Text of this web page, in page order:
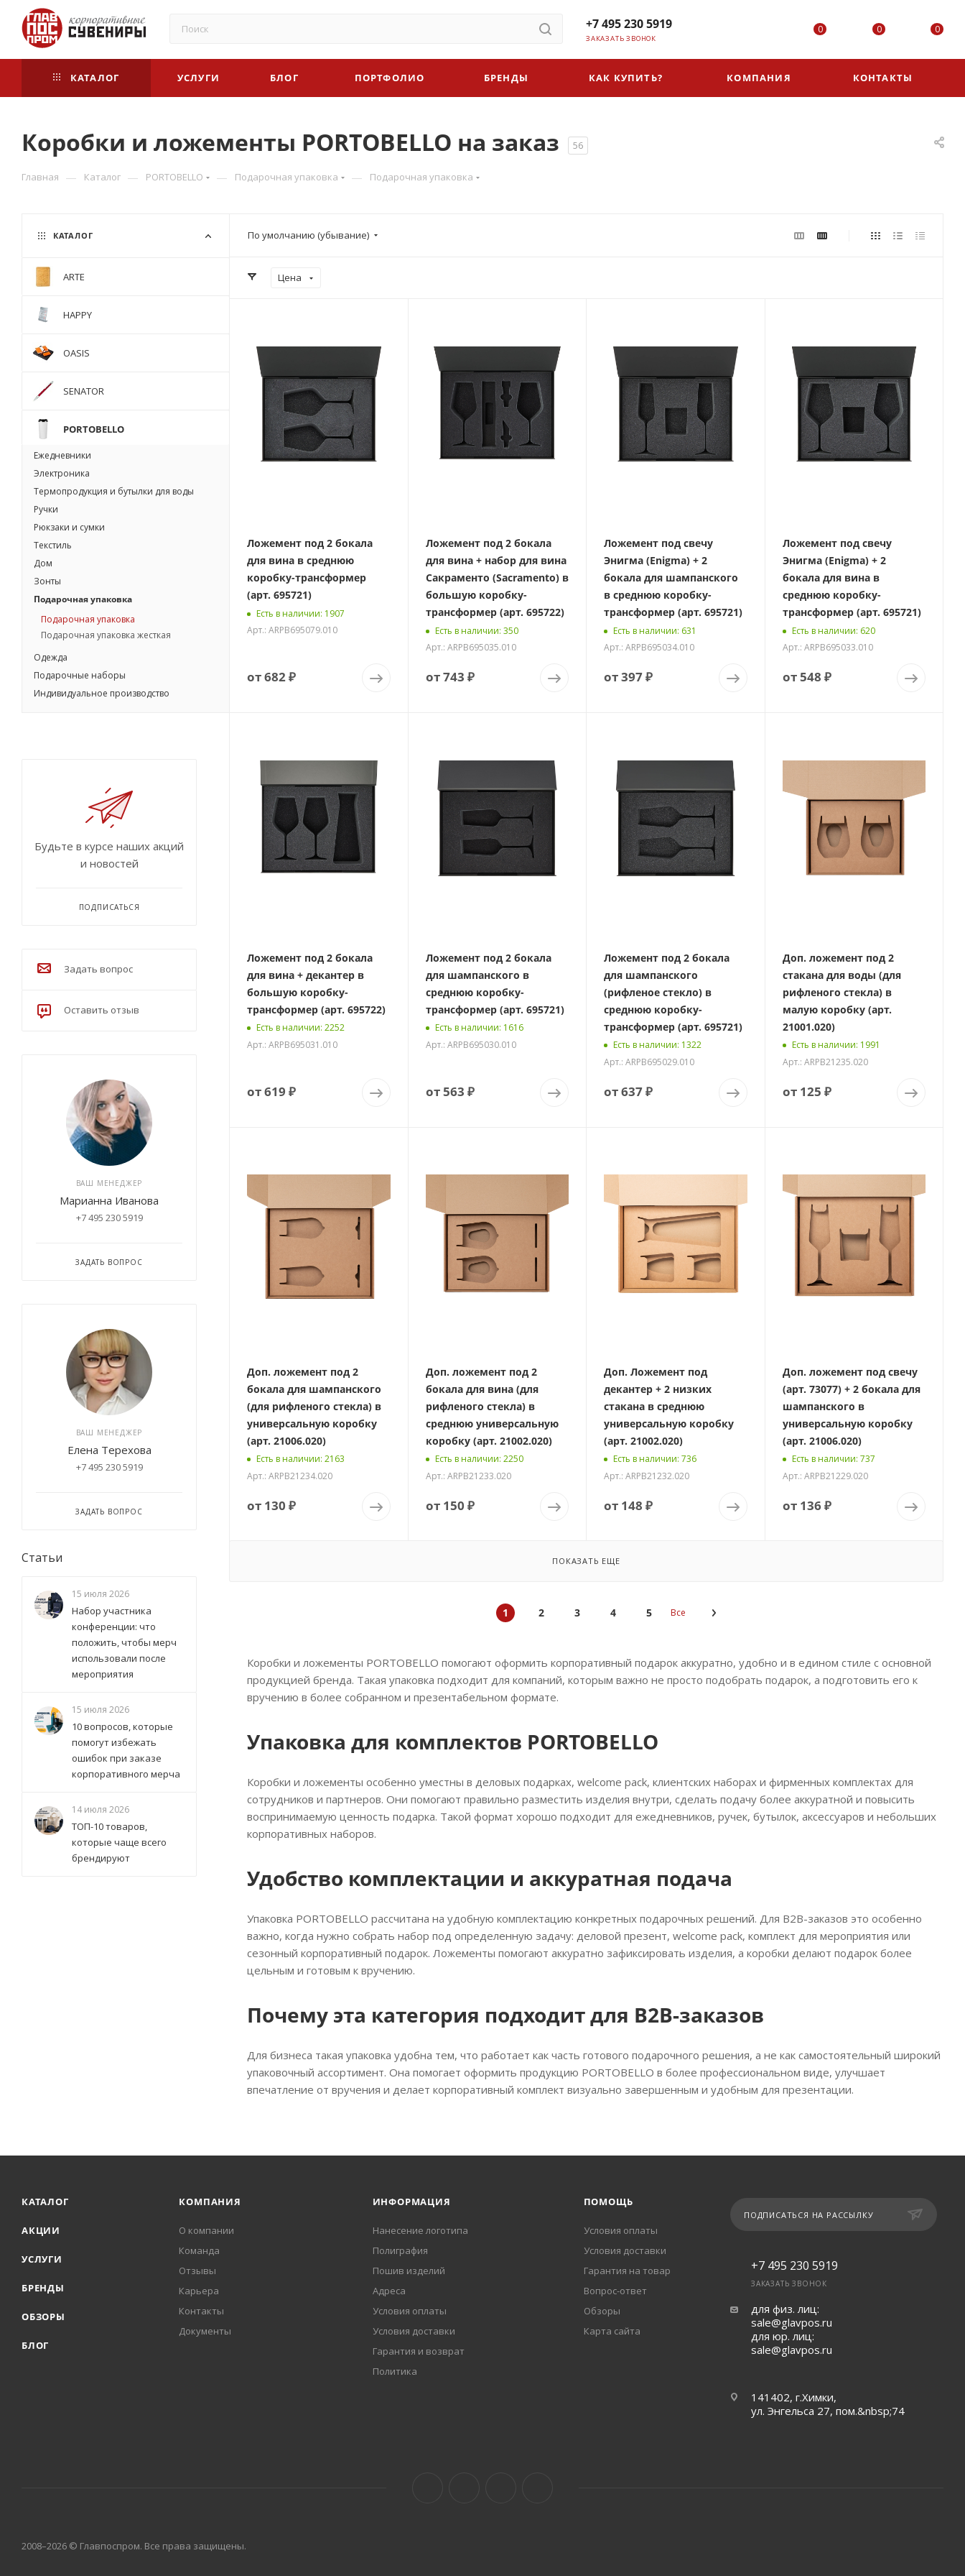
+7 495 230 5919
ЗАКАЗАТЬ ЗВОНОК
0 0 0
КАТАЛОГ УСЛУГИ БЛОГ ПОРТФОЛИО БРЕНДЫ КАК КУПИТЬ? КОМПАНИЯ КОНТАКТЫ
Коробки и ложементы PORTOBELLO на заказ 56
Главная — Каталог — PORTOBELLO — Подарочная упаковка — Подарочная упаковка
По умолчанию (убывание)
Цена
Ложемент под 2 бокала
для вина в среднюю
коробку-трансформер
(арт. 695721)
Есть в наличии: 1907
Арт.: ARPB695079.010
от682 ₽
Ложемент под 2 бокала
для вина + набор для вина
Сакраменто (Sacramento) в
большую коробку-
трансформер (арт. 695722)
Есть в наличии: 350
Арт.: ARPB695035.010
от743 ₽
Ложемент под свечу
Энигма (Enigma) + 2
бокала для шампанского
в среднюю коробку-
трансформер (арт. 695721)
Есть в наличии: 631
Арт.: ARPB695034.010
от397 ₽
Ложемент под свечу
Энигма (Enigma) + 2
бокала для вина в
среднюю коробку-
трансформер (арт. 695721)
Есть в наличии: 620
Арт.: ARPB695033.010
от548 ₽
Ложемент под 2 бокала
для вина + декантер в
большую коробку-
трансформер (арт. 695722)
Есть в наличии: 2252
Арт.: ARPB695031.010
от619 ₽
Ложемент под 2 бокала
для шампанского в
среднюю коробку-
трансформер (арт. 695721)
Есть в наличии: 1616
Арт.: ARPB695030.010
от563 ₽
Ложемент под 2 бокала
для шампанского
(рифленое стекло) в
среднюю коробку-
трансформер (арт. 695721)
Есть в наличии: 1322
Арт.: ARPB695029.010
от637 ₽
Доп. ложемент под 2
стакана для воды (для
рифленого стекла) в
малую коробку (арт.
21001.020)
Есть в наличии: 1991
Арт.: ARPB21235.020
от 125 ₽
Доп. ложемент под 2
бокала для шампанского
(для рифленого стекла) в
универсальную коробку
(арт. 21006.020)
Есть в наличии: 2163
Арт.: ARPB21234.020
от 130 ₽
Доп. ложемент под 2
бокала для вина (для
рифленого стекла) в
среднюю универсальную
коробку (арт. 21002.020)
Есть в наличии: 2250
Арт.: ARPB21233.020
от 150 ₽
Доп. Ложемент под
декантер + 2 низких
стакана в среднюю
универсальную коробку
(арт. 21002.020)
Есть в наличии: 736
Арт.: ARPB21232.020
от 148 ₽
Доп. ложемент под свечу
(арт. 73077) + 2 бокала для
шампанского в
универсальную коробку
(арт. 21006.020)
Есть в наличии: 737
Арт.: ARPB21229.020
от 136 ₽
ПОКАЗАТЬ ЕЩЕ
1 2 3 4 5 Все
Коробки и ложементы PORTOBELLO помогают оформить корпоративный подарок аккуратно, удобно и в едином стиле с основной
продукцией бренда. Такая упаковка подходит для компаний, которым важно не просто подобрать подарок, а подготовить его к
вручению в более собранном и презентабельном формате.
Упаковка для комплектов PORTOBELLO
Коробки и ложементы особенно уместны в деловых подарках, welcome pack, клиентских наборах и фирменных комплектах для
сотрудников и партнеров. Они помогают правильно разместить изделия внутри, сделать подачу более аккуратной и повысить
воспринимаемую ценность подарка. Такой формат хорошо подходит для ежедневников, ручек, бутылок, аксессуаров и небольших
корпоративных наборов.
Удобство комплектации и аккуратная подача
Упаковка PORTOBELLO рассчитана на удобную комплектацию конкретных подарочных решений. Для B2B-заказов это особенно
важно, когда нужно собрать набор под определенную задачу: деловой презент, welcome pack, комплект для мероприятия или
сезонный корпоративный подарок. Ложементы помогают аккуратно зафиксировать изделия, а коробки делают подарок более
цельным и готовым к вручению.
Почему эта категория подходит для B2B-заказов
Для бизнеса такая упаковка удобна тем, что работает как часть готового подарочного решения, а не как самостоятельный широкий
упаковочный ассортимент. Она помогает оформить продукцию PORTOBELLO в более профессиональном виде, улучшает
впечатление от вручения и делает корпоративный комплект визуально завершенным и удобным для презентации.
КАТАЛОГ
ARTE
HAPPY
OASIS
SENATOR
PORTOBELLO
Ежедневники
Электроника
Термопродукция и бутылки для воды
Ручки
Рюкзаки и сумки
Текстиль
Дом
Зонты
Подарочная упаковка
Подарочная упаковка
Подарочная упаковка жесткая
Одежда
Подарочные наборы
Индивидуальное производство
Будьте в курсе наших акций
и новостей
ПОДПИСАТЬСЯ
Задать вопрос
Оставить отзыв
ВАШ МЕНЕДЖЕР
Марианна Иванова
+7 495 230 5919
ЗАДАТЬ ВОПРОС
ВАШ МЕНЕДЖЕР
Елена Терехова
+7 495 230 5919
ЗАДАТЬ ВОПРОС
Статьи
15 июля 2026
Набор участника
конференции: что
положить, чтобы мерч
использовали после
мероприятия
15 июля 2026
10 вопросов, которые
помогут избежать
ошибок при заказе
корпоративного мерча
14 июля 2026
ТОП-10 товаров,
которые чаще всего
брендируют
КАТАЛОГ
АКЦИИ
УСЛУГИ
БРЕНДЫ
ОБЗОРЫ
БЛОГ
КОМПАНИЯ
О компании
Команда
Отзывы
Карьера
Контакты
Документы
ИНФОРМАЦИЯ
Нанесение логотипа
Полиграфия
Пошив изделий
Адреса
Условия оплаты
Условия доставки
Гарантия и возврат
Политика
ПОМОЩЬ
Условия оплаты
Условия доставки
Гарантия на товар
Вопрос-ответ
Обзоры
Карта сайта
ПОДПИСАТЬСЯ НА РАССЫЛКУ
+7 495 230 5919
ЗАКАЗАТЬ ЗВОНОК
для физ. лиц:
sale@glavpos.ru
для юр. лиц:
sale@glavpos.ru
141402, г.Химки,
ул. Энгельса 27, пом.&nbsp;74
2008–2026 © Главпоспром. Все права защищены.